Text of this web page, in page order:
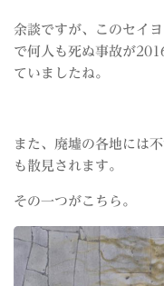
余談ですが、このセイ
で何人も死ぬ事故が
ていましたね。
また、廃墟の各地には
も散見されます。
その一つがこちら。